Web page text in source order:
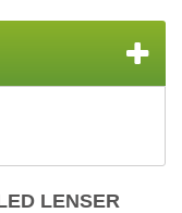
LENSER